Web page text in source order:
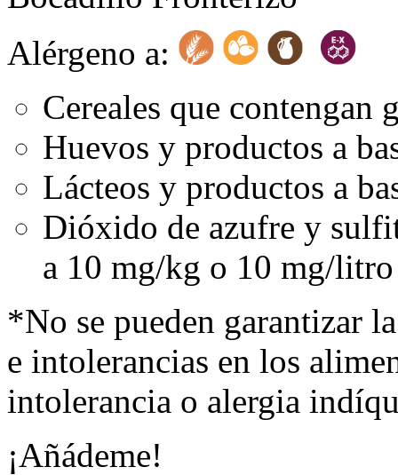
Alérgeno a:
Cereales que contengan
Huevos y productos a
Lácteos y productos a
Dióxido de azufre y
a 10 mg/kg o 10 mg/
*No se pueden garantizar
e intolerancias en los
intolerancia o alergia
¡Añádeme!